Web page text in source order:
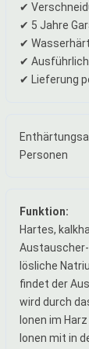
✔
✔ 5 Jahre
✔
✔
✔ Lieferung
Personen
Funktion:
Hartes,
Austauscher-
lösliche
findet der
wird durch
Ionen im
Ionen mit in